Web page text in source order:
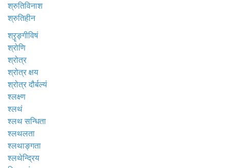
श्रुतिविनाश
श्रुतिहीन
श्रॄङ्गीविषं
श्रोणि
श्रोत्र
श्रोत्र क्षय
श्रोत्र दौर्बल्यं
श्लक्ष्ण
श्लथं
श्लथ सन्धिता
श्लथलता
श्लथाङ्गता
श्लथेन्द्रिय